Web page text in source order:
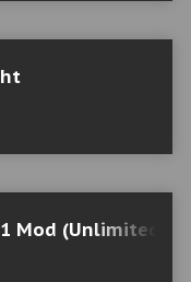
Mod (Unlimited